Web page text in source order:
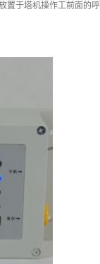
置于塔机操作工前面的